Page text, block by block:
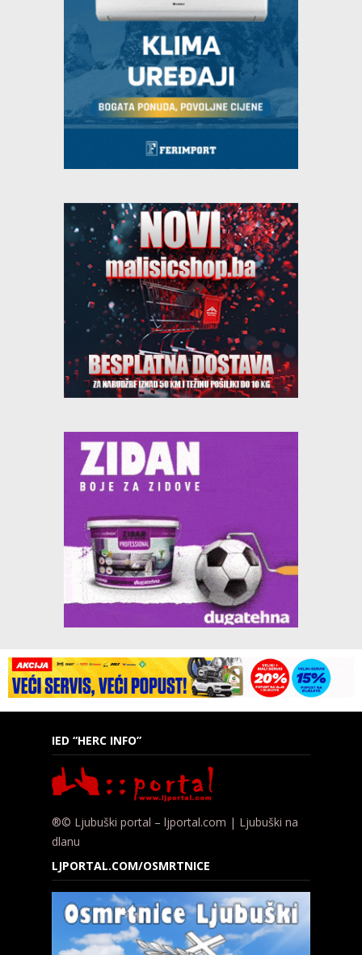
IED “HERC INFO”
®© Ljubuški portal – ljportal.com | Ljubuški na
dlanu
LJPORTAL.COM/OSMRTNICE